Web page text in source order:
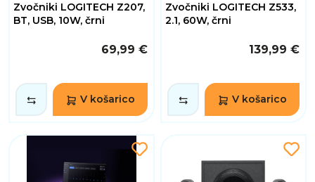
Zvočniki LOGITECH Z207,
BT, USB, 10W, črni
69,99 €
V košarico
Zvočniki LOGITECH Z533,
2.1, 60W, črni
139,99 €
V košarico